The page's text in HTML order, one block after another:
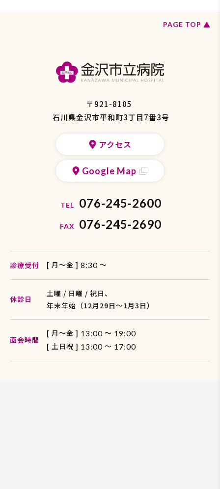
PAGE TOP ペ
〒921-8105
石川県金沢市平和町3丁目7番3号
アクセス
Google Map
TEL 076-245-2600
FAX 076-245-2690
診療受付 [ 月〜金 ] 8:30 〜
休診日
土曜 / 日曜 / 祝日、
年末年始（12月29日〜1月3日）
面会時間
[ 月〜金 ] 13:00 ～ 19:00
[ 土日祝 ] 13:00 ～ 17:00